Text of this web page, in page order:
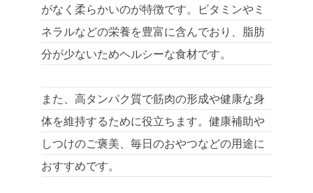
がなく柔らかいのが特徴です。ビタミンやミ
ネラルなどの栄養を豊富に含んでおり、脂肪
分が少ないためヘルシーな食材です。
また、高タンパク質で筋肉の形成や健康な身
体を維持するために役立ちます。健康補助や
しつけのご褒美、毎日のおやつなどの用途に
おすすめです。